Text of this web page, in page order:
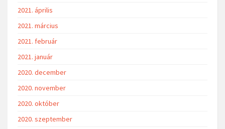
2021. április
2021. március
2021. február
2021. január
2020. december
2020. november
2020. október
2020. szeptember